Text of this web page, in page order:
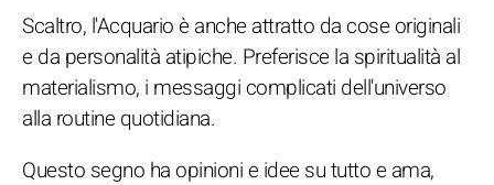
Scaltro, l'Acquario è anche attratto da cose originali
e da personalità atipiche. Preferisce la spiritualità al
materialismo, i messaggi complicati dell'universo
alla routine quotidiana.
Questo segno ha opinioni e idee su tutto e ama,